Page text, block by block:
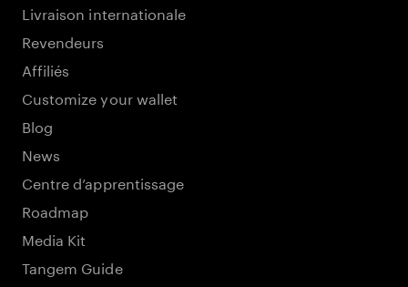
Livraison internationale
Revendeurs
Affiliés
Customize your wallet
Blog
News
Centre d’apprentissage
Roadmap
Media Kit
Tangem Guide